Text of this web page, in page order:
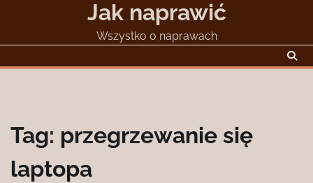
Jak naprawić
Wszystko o naprawach
Tag: przegrzewanie się
laptopa